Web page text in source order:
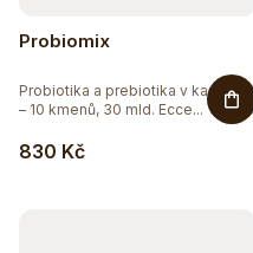
Probiomix
830 Kč
Probiotika a prebiotika v kapslích
– 10 kmenů, 30 mld. Ecce...